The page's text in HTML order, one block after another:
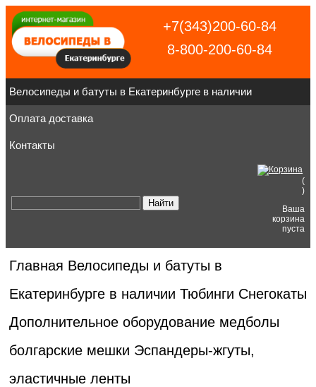
+7(343)200-60-84
8-800-200-60-84
Велосипеды и батуты в Екатеринбурге в наличии
Оплата доставка
Контакты
(
)
Ваша
корзина
пуста
Главная Велосипеды и батуты в
Екатеринбурге в наличии Тюбинги Снегокаты
Дополнительное оборудование медболы
болгарские мешки Эспандеры-жгуты,
эластичные ленты